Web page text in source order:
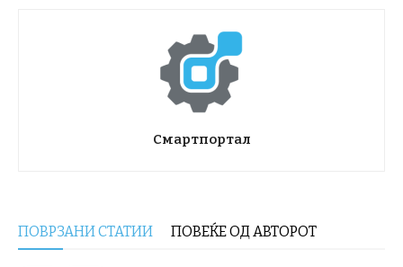
Смартпортал
ПОВРЗАНИ СТАТИИ ПОВЕЌЕ ОД АВТОРОТ